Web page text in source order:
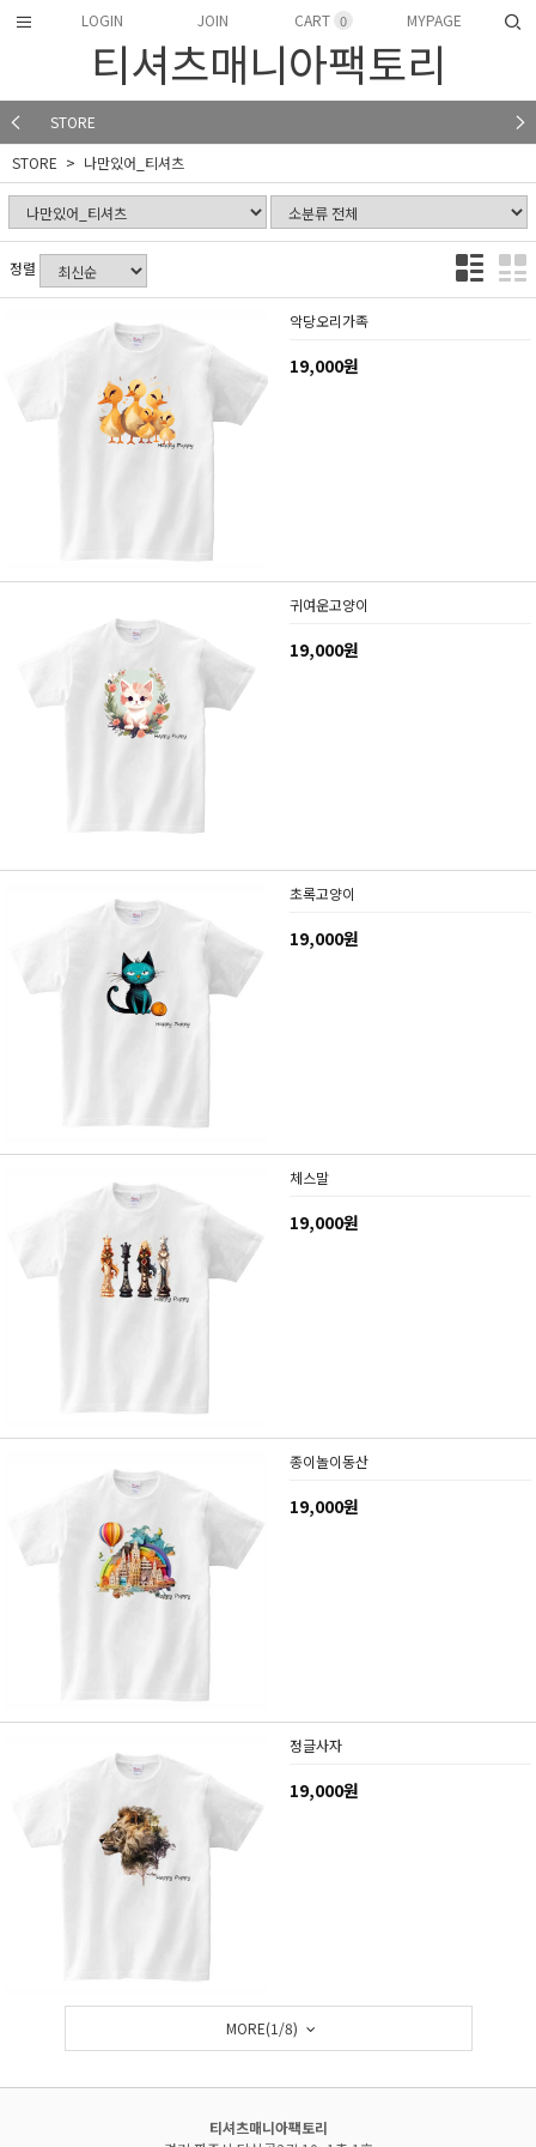
LOGIN JOIN CART 0 MYPAGE
티셔츠매니아팩토리
STORE
STORE
나만있어_티셔츠
정렬
악당오리가족
19,000원
귀여운고양이
19,000원
초록고양이
19,000원
체스말
19,000원
종이놀이동산
19,000원
정글사자
19,000원
MORE(1 /8)
티셔츠매니아팩토리